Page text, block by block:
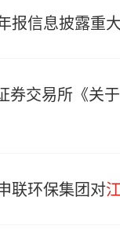
报信息披露重
券交易所《关
联环保集团对